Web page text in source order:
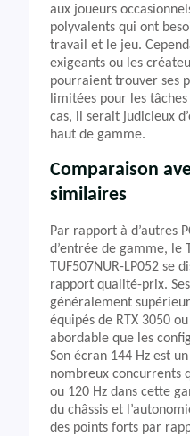
aux joueurs
polyvalents qui ont
travail et le jeu.
exigeants ou les
pourraient trouver ses
limitées pour les
cas, il serait judicieux
haut de gamme.
Comparaison
similaires
Par rapport à d’autres
d’entrée de gamme, le
TUF507NUR-LP052 se
rapport qualité-prix.
généralement
équipés de RTX 3050
abordable que les
Son écran 144 Hz est
nombreux concurrents
ou 120 Hz dans cette
du châssis et
des points forts par